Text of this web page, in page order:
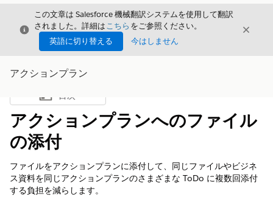
閉じる
この文章は Salesforce 機械翻訳システムを使用して翻訳
されました。詳細はこちら をご参照ください。
英語に切り替える
今はしません
閉じる
アクションプラン
目次を表示
目次
アクションプランへのファイル
の添付
ファイルをアクションプランに添付して、同じファイルやビジネ
ス資料を同じアクションプランのさまざまな ToDo に複数回添付
する負担を減らします。